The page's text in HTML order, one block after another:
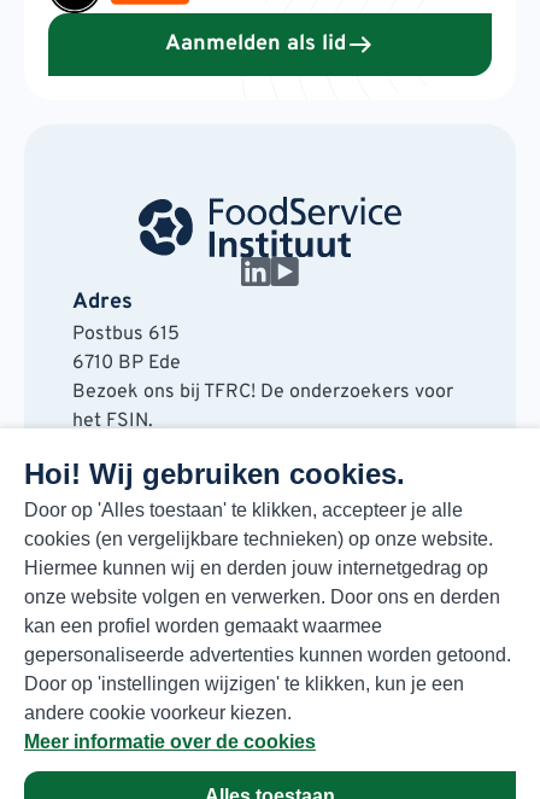
Hoi! Wij gebruiken cookies.
Door op 'Alles toestaan' te klikken, accepteer je alle
cookies (en vergelijkbare technieken) op onze website.
Hiermee kunnen wij en derden jouw internetgedrag op
onze website volgen en verwerken. Door ons en derden
kan een profiel worden gemaakt waarmee
gepersonaliseerde advertenties kunnen worden getoond.
Door op 'instellingen wijzigen' te klikken, kun je een
andere cookie voorkeur kiezen.
Meer informatie over de cookies
Aanmelden als lid
Adres
Postbus 615
6710 BP Ede
Bezoek ons bij TFRC! De onderzoekers voor
het FSIN.
6717 LT Ede
Contact
088 730 48 00
info@fsin.nl
Nieuwsbrief
Elke maand de beste insights en outlooks
voor de foodmarkt!
Inschrijven